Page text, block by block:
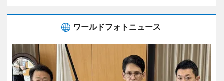
ワールドフォトニュース